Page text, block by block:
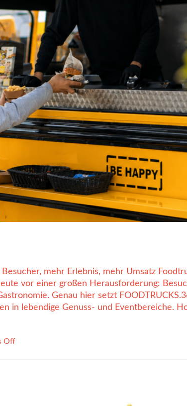
mehr Erlebnis, mehr Umsatz
vor einer großen Herausforderung:
Genau hier setzt
in lebendige Genuss- und Eventbereiche.
Off